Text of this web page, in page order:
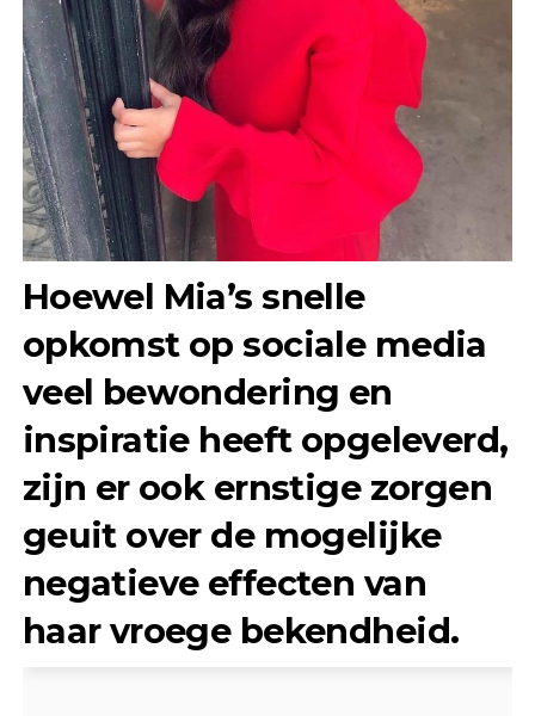
Hoewel Mia’s snelle
opkomst op sociale media
veel bewondering en
inspiratie heeft opgeleverd,
zijn er ook ernstige zorgen
geuit over de mogelijke
negatieve effecten van
haar vroege bekendheid.